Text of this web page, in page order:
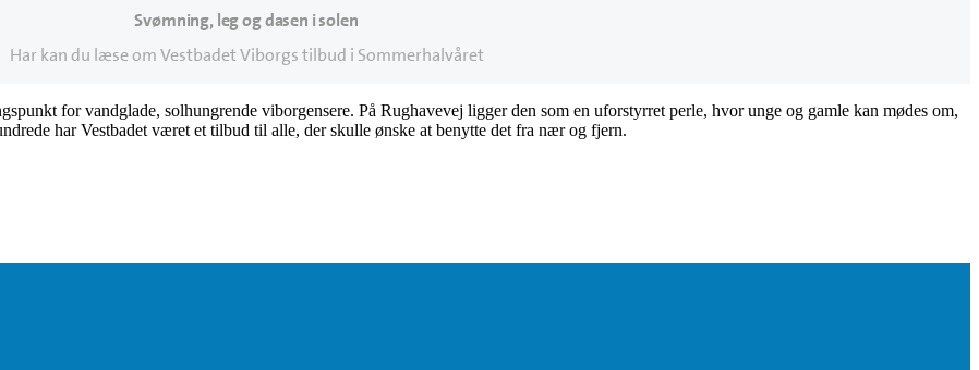
Svømning, leg og dasen i solen
Har kan du læse om Vestbadet Viborgs tilbud i Sommerhalvåret
senest opdateret 4. august 2026
for vandglade, solhungrende viborgensere. På Rughavevej ligger den som en uforstyrret perle, hvor unge og gamle kan mødes om,
har Vestbadet været et tilbud til alle, der skulle ønske at benytte det fra nær og fjern.